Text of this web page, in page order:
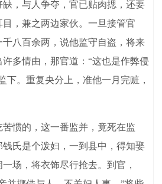
，与人争夺，官已贴肉揌，还要
，兼之两边家伙。一旦接管官
八百余两，说他监守自盗，将来
多情由，那官道：“这也是作弊侵
下。重复央分上，准他一月完赃，
惯的，这一番监并，竟死在监
氏是个泼妇，一到县中，得知娶
场，将衣饰尽行抢去。到官，